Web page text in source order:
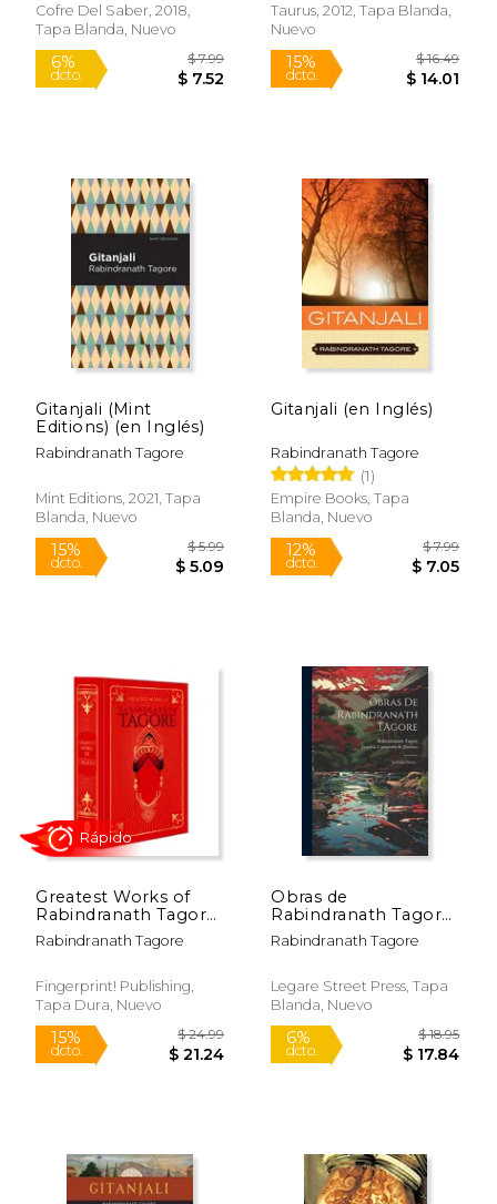
Cofre Del Saber, 2018,
Tapa Blanda, Nuevo
6%
Taurus, 2012, Tapa Blanda,
Nuevo
15%
Gitanjali (Mint
Editions) (en Inglés)
Rabindranath Tagore
Mint Editions, 2021, Tapa
Blanda, Nuevo
15%
dcto.
$ 5.99
Gitanjali (en Inglés)
Rabindranath Tagore
(1)
Empire Books, Tapa
Blanda, Nuevo
12%
dcto.
Greatest Works of
Rabindranath Tagore
(Deluxe Hardbound
Edition) (en Inglés)
Rabindranath Tagore
Fingerprint! Publishing,
Tapa Dura, Nuevo
Obras de
Rabindranath Tagore:
La Luna Nueva.
Rabindranath Tagore
Legare Street Press, Tapa
Blanda, Nuevo